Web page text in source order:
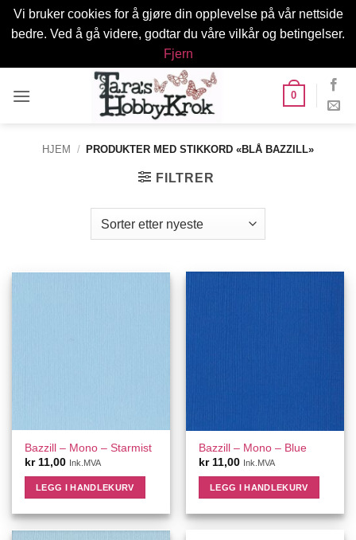
Vi bruker cookies for å gjøre din opplevelse på vår nettside
bedre. Ved å gå videre, godtar du våre vilkår og betingelser.
Fjern
0
HJEM / PRODUKTER MED STIKKORD «BLÅ BAZZILL»
FILTRER
Bazzill – Mono – Starmist
kr11,00 Ink.MVA
LEGG I HANDLEKURV
Bazzill – Mono – Blue
kr11,00 Ink.MVA
LEGG I HANDLEKURV